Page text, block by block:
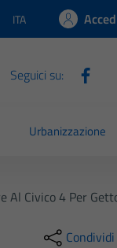
Lingua attiva:
ITA
Seguici su:
Urbanizzazione
Al Civico 4 Per
Condividi